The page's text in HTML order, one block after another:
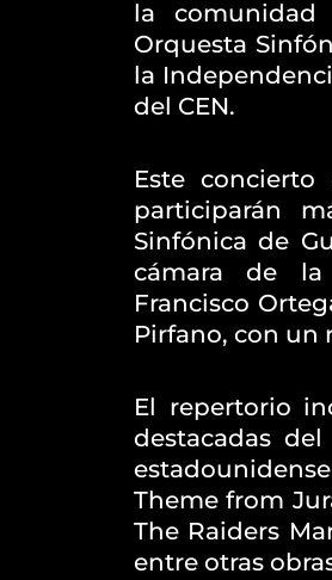
la comunidad
Orquesta
la
del CEN.
Este
participarán
Sinfónica de
cámara de
Francisco
Pirfano, con un
El repertorio
destacadas
Theme from
The Raiders
entre otras